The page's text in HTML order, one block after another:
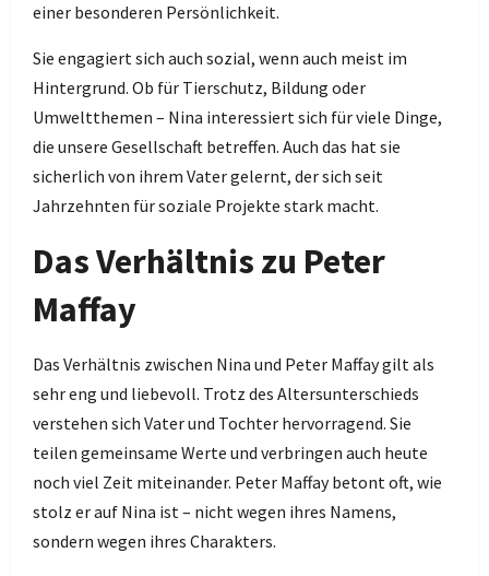
einer besonderen Persönlichkeit.
Sie engagiert sich auch sozial, wenn auch meist im
Hintergrund. Ob für Tierschutz, Bildung oder
Umweltthemen – Nina interessiert sich für viele Dinge,
die unsere Gesellschaft betreffen. Auch das hat sie
sicherlich von ihrem Vater gelernt, der sich seit
Jahrzehnten für soziale Projekte stark macht.
Das Verhältnis zu Peter
Maffay
Das Verhältnis zwischen Nina und Peter Maffay gilt als
sehr eng und liebevoll. Trotz des Altersunterschieds
verstehen sich Vater und Tochter hervorragend. Sie
teilen gemeinsame Werte und verbringen auch heute
noch viel Zeit miteinander. Peter Maffay betont oft, wie
stolz er auf Nina ist – nicht wegen ihres Namens,
sondern wegen ihres Charakters.